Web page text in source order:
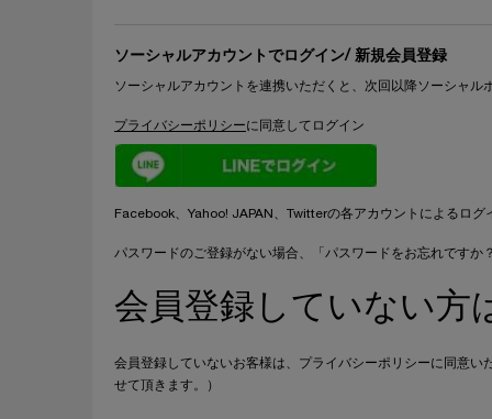
ソーシャルアカウントでログイン/ 新規会員登録
ソーシャルアカウントを連携いただくと、次回以降ソーシャル
プライバシーポリシーに同意してログイン
LINE
Facebook、Yahoo! JAPAN、Twitterの各アカウントによるロ
パスワードのご登録がない場合、「パスワードをお忘れです
会員登録していない方
会員登録していないお客様は、プライバシーポリシーに同意
せて頂きます。）